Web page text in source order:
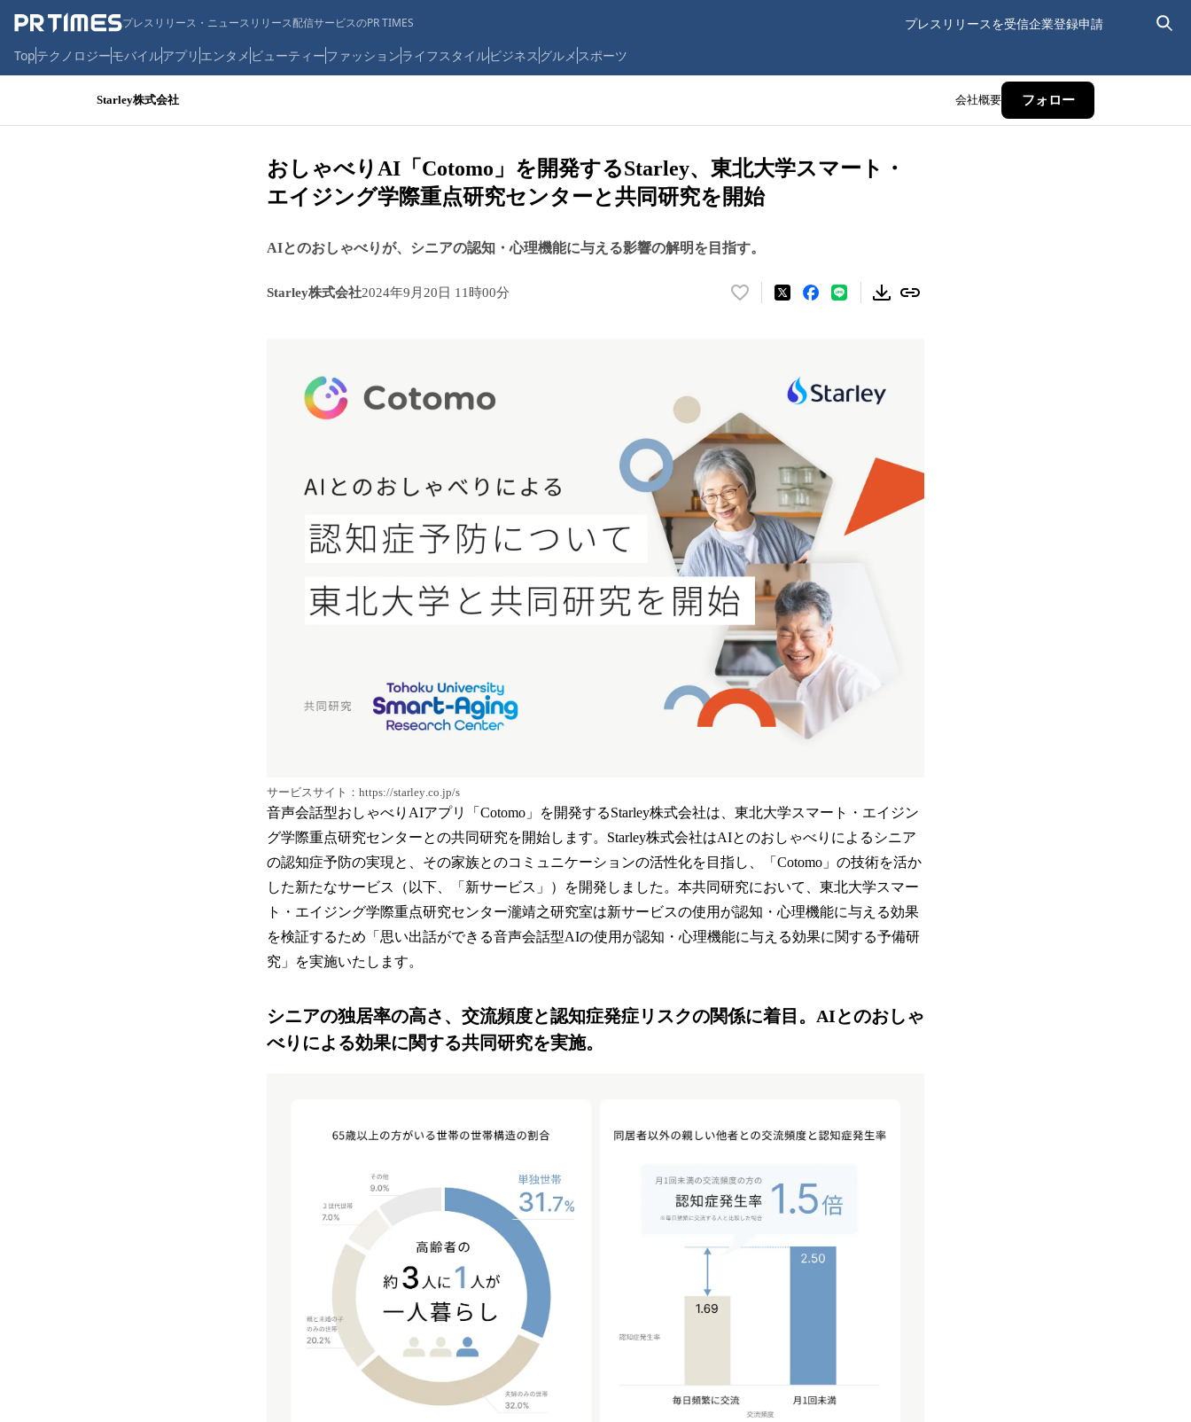
プレスリリース・ニュースリリース配信サービスのPR TIMES プレスリリースを受信企業登録申請
Topテクノロジーモバイルアプリ エンタメ ビューティーファッションライフスタイルビジネス グルメ スポーツ
Starley株式会社 会社概要 フォロー
おしゃべりAI「Cotomo」を開発するStarley、東北大学スマート・
エイジング学際重点研究センターと共同研究を開始
AIとのおしゃべりが、シニアの認知・心理機能に与える影響の解明を目指す。
Starley株式会社2024年9月20日 11時00分
い
読
み
込
み
中
で
す
サービスサイト：https://starley.co.jp/s
音声会話型おしゃべりAIアプリ「Cotomo」を開発するStarley株式会社は、東北大学スマート・エイジン
グ学際重点研究センターとの共同研究を開始します。Starley株式会社はAIとのおしゃべりによるシニア
の認知症予防の実現と、その家族とのコミュニケーションの活性化を目指し、「Cotomo」の技術を活か
した新たなサービス（以下、「新サービス」）を開発しました。本共同研究において、東北大学スマー
ト・エイジング学際重点研究センター瀧靖之研究室は新サービスの使用が認知・心理機能に与える効果
を検証するため「思い出話ができる音声会話型AIの使用が認知・心理機能に与える効果に関する予備研
究」を実施いたします。
シニアの独居率の高さ、交流頻度と認知症発症リスクの関係に着目。AIとのおしゃ
べりによる効果に関する共同研究を実施。